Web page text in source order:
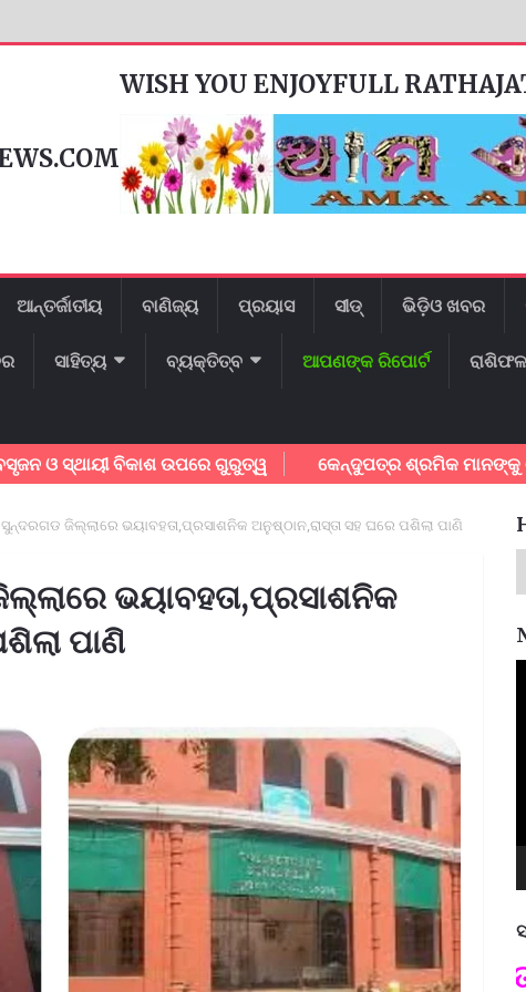
WISH YOU ENJOYFULL
ଆନ୍ତର୍ଜାତୀୟ ବାଣିଜ୍ୟ ପ୍ରୟାସ ସୀଡ୍ ଭିଡ଼ିଓ ଖବର
ସାହିତ୍ୟ ବ୍ୟକ୍ତିତ୍ବ ଆପଣଙ୍କ ରିପୋର୍ଟ ରାଶିଫଳ
ବିକାଶ ଉପରେ ଗୁରୁତ୍ୱ କେନ୍ଦୁପତ୍ର ଶ୍ରମିକ ମାନଙ୍କୁ ବୋନସ
ସୁନ୍ଦରଗଡ ଜିଲ୍ଲାରେ ଭୟାବହତା,ପ୍ରସାଶନିକ ଅନୁଷ୍ଠାନ,ରାସ୍ତା ସହ ଘରେ ପଶିଲା ପାଣି
ଭୟାବହତା,ପ୍ରସାଶନିକ
ପାଣି
ପଦ୍ମଶ୍ରୀ ଜୟନ୍ତ ମହାପାତ୍ର